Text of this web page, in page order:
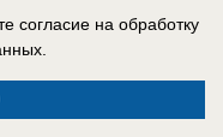
согласие на обработку